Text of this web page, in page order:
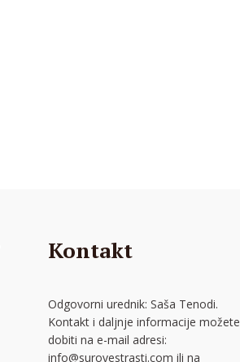
Kontakt
Odgovorni urednik: Saša Tenodi.
Kontakt i daljnje informacije možete
dobiti na e-mail adresi:
info@surovestrasti.com ili na